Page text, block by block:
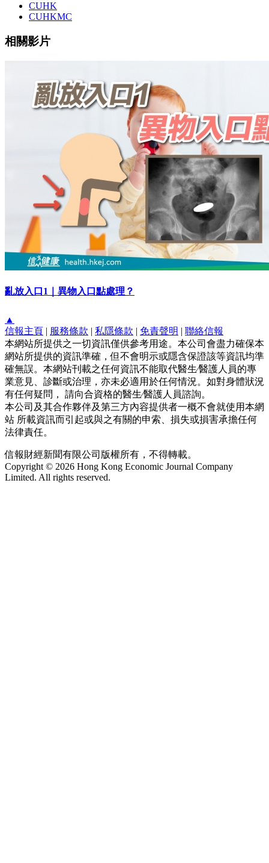
CUHK
CUHKMC
相關影片
亂放入口1｜異物入口點處理？
▲
信報主頁 | 服務條款 | 私隱條款 | 免責聲明 | 聯絡信報
本網站所提供之一切資訊僅供參考用途。本公司會盡力確保本
網站所提供的資訊準確，但不會明示或隱含保證該等資訊均準
確無誤。本網站刊載之任何資訊不能取代醫生∕醫護人員的專
業意見、診斷或治理，亦未必適用於任何情況。如對身體狀況
有任何疑問， 請向合資格的醫生∕醫護人員諮詢。
本公司及其合作夥伴及第三方內容提供者一概不會就使用本網
站 所載資訊而引起或與之有關的申索、損失或損害承擔任何
法律責任。
信報財經新聞有限公司版權所有，不得轉載。
Copyright © 2026 Hong Kong Economic Journal Company
Limited. All rights reserved.